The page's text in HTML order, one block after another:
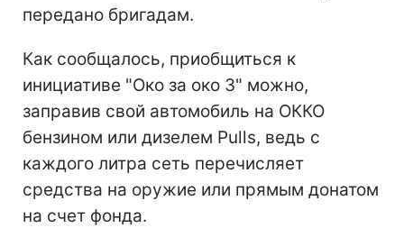
передано бригадам.
Как сообщалось, приобщиться к
инициативе "Око за око 3" можно,
заправив свой автомобиль на ОККО
бензином или дизелем Pulls, ведь с
каждого литра сеть перечисляет
средства на оружие или прямым донатом
на счет фонда.